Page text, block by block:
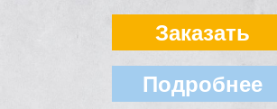
Заказать
Подробнее